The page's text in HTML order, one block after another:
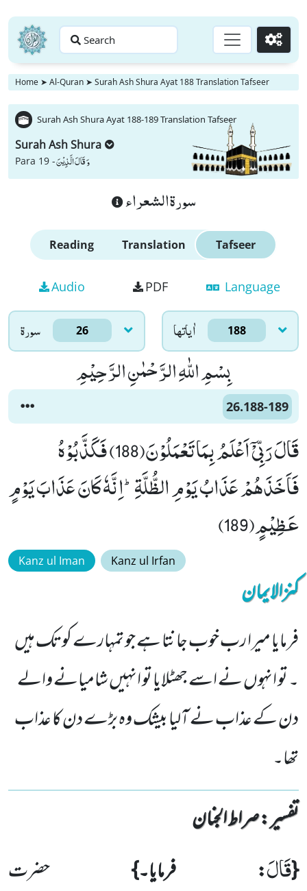
Search Go
Home ➤ Al-Quran ➤ Surah Ash Shura Ayat 188 Translation Tafseer
Surah Ash Shura Ayat 188-189 Translation Tafseer
Surah Ash Shura
Para 19 -وَ قَالَ الَّذِیْنَ
سورة الشعراء
Reading Translation Tafseer
Audio PDF Language
سورۃ 26 اٰياتها 188
بِسْمِ اللّٰهِ الرَّحْمٰنِ الرَّحِیْمِ
26.188-189
قَالَ رَبِّیْۤ اَعْلَمُ بِمَا تَعْمَلُوْنَ(188) فَكَذَّبُوْهُ
فَاَخَذَهُمْ عَذَابُ یَوْمِ الظُّلَّةِؕ-اِنَّهٗ كَانَ عَذَابَ یَوْمٍ
عَظِیْمٍ(189)
Kanz ul Iman Kanz ul Irfan
کنزالایمان
فرمایا میرا رب خوب جانتا ہے جو تمہارے کوتک ہیں
۔ تو انہوں نے اسے جھٹلایا تو انہیں شامیانے والے
دن کے عذاب نے آلیا بیشک وہ بڑے دن کا عذاب
تھا۔
تفسیر : ‎صراط الجنان
{قَالَ: فرمایا۔} حضرت